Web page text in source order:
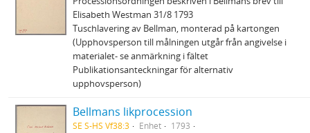
Elisabeth Westman 31/8 1793
Tuschlavering av Bellman, monterad på kartongen
(Upphovsperson till målningen utgår från angivelse i
materialet- se anmärkning i fältet
Publikationsanteckningar för alternativ
upphovsperson)
Bellmans likprocession
SE S-HS Vf38:3 Enhet
1793